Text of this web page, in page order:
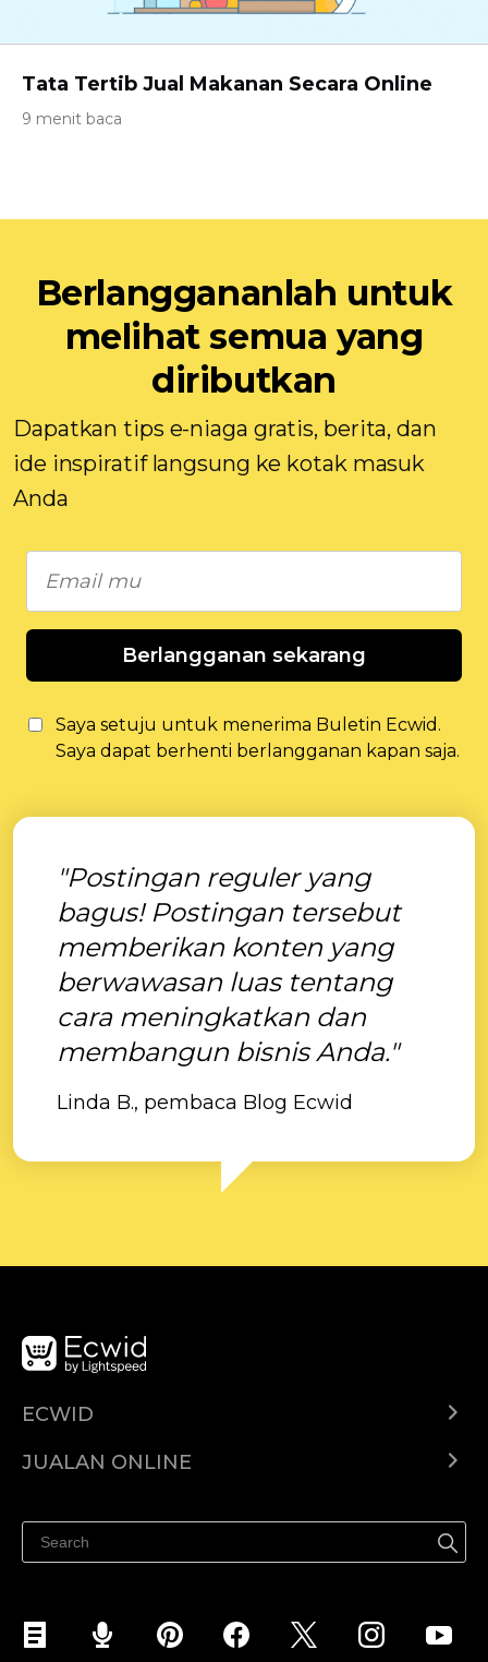
Tata Tertib Jual Makanan Secara Online
9 menit baca
Berlanggananlah untuk
melihat semua yang
diributkan
Dapatkan tips e-niaga gratis, berita, dan
ide inspiratif langsung ke kotak masuk
Anda
Berlangganan sekarang
Saya setuju untuk menerima Buletin Ecwid.
Saya dapat berhenti berlangganan kapan saja.
"Postingan reguler yang
bagus! Postingan tersebut
memberikan konten yang
berwawasan luas tentang
cara meningkatkan dan
membangun bisnis Anda."
Linda B., pembaca Blog Ecwid
ECWID
Pusat Bantuan
JUALAN ONLINE
Jualan di Facebook